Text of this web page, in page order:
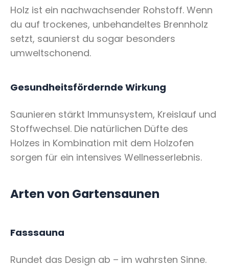
Holz ist ein nachwachsender Rohstoff. Wenn
du auf trockenes, unbehandeltes Brennholz
setzt, saunierst du sogar besonders
umweltschonend.
Gesundheitsfördernde Wirkung
Saunieren stärkt Immunsystem, Kreislauf und
Stoffwechsel. Die natürlichen Düfte des
Holzes in Kombination mit dem Holzofen
sorgen für ein intensives Wellnesserlebnis.
Arten von Gartensaunen
Fasssauna
Rundet das Design ab – im wahrsten Sinne.